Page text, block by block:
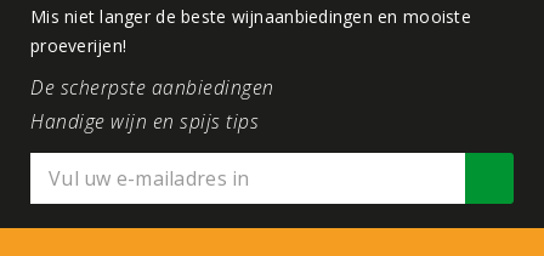
Mis niet langer de beste wijnaanbiedingen en mooiste
proeverijen!
De scherpste aanbiedingen
Handige wijn en spijs tips